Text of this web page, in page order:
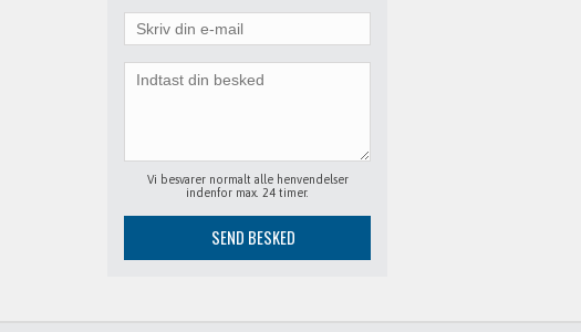
Vi besvarer normalt alle henvendelser
indenfor max. 24 timer.